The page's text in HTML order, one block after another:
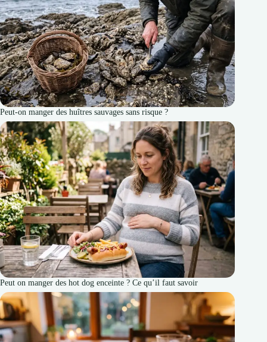
Peut-on manger des huîtres sauvages sans risque ?
Peut on manger des hot dog enceinte ? Ce qu’il faut savoir